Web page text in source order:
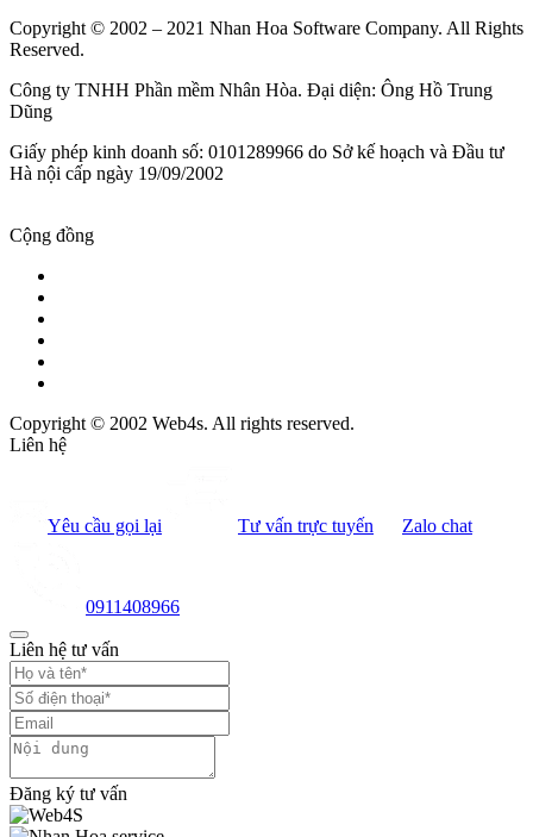
Copyright © 2002 – 2021 Nhan Hoa Software Company. All Rights
Reserved.
Công ty TNHH Phần mềm Nhân Hòa. Đại diện: Ông Hồ Trung
Dũng
Giấy phép kinh doanh số: 0101289966 do Sở kế hoạch và Đầu tư
Hà nội cấp ngày 19/09/2002
Cộng đồng
Copyright © 2002 Web4s. All rights reserved.
Liên hệ
Yêu cầu gọi lại Tư vấn trực tuyến Zalo chat
0911408966
Liên hệ tư vấn
Đăng ký tư vấn